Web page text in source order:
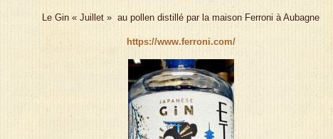
Le Gin « Juillet » au pollen distillé par la maison Ferroni à Aubagne
https://www.ferroni.com/